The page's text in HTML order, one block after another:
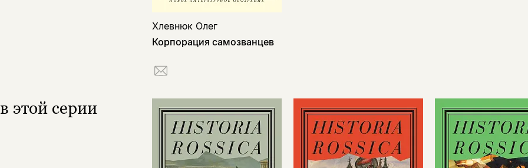
Хлевнюк Олег
Корпорация самозванцев
в этой серии